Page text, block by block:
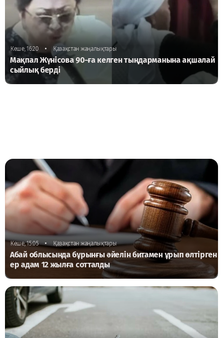
Кеше, 16:20 • Қазақстан жаңалықтары
Мақпал Жүнісова 90-ға келген тыңдарманына ақшалай
сыйлық берді
Кеше, 15:05 • Қазақстан жаңалықтары
Абай облысында бұрынғы әйелін битамен ұрып өлтірген
ер адам 12 жылға сотталды